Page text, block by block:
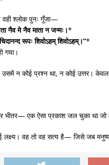
श्लोक पुनः गूँजा—
नैव मे नैव माता न जन्मः।*
रूपः शिवोऽहम् शिवोऽहम्।”*
गया।
उसमें न कोई प्रश्न था, न कोई उत्तर।
भीतर— एक ऐसा प्रकाश जल चुका था जो
लक्ष्य। वह तो वह सत्य है— जिसे जब